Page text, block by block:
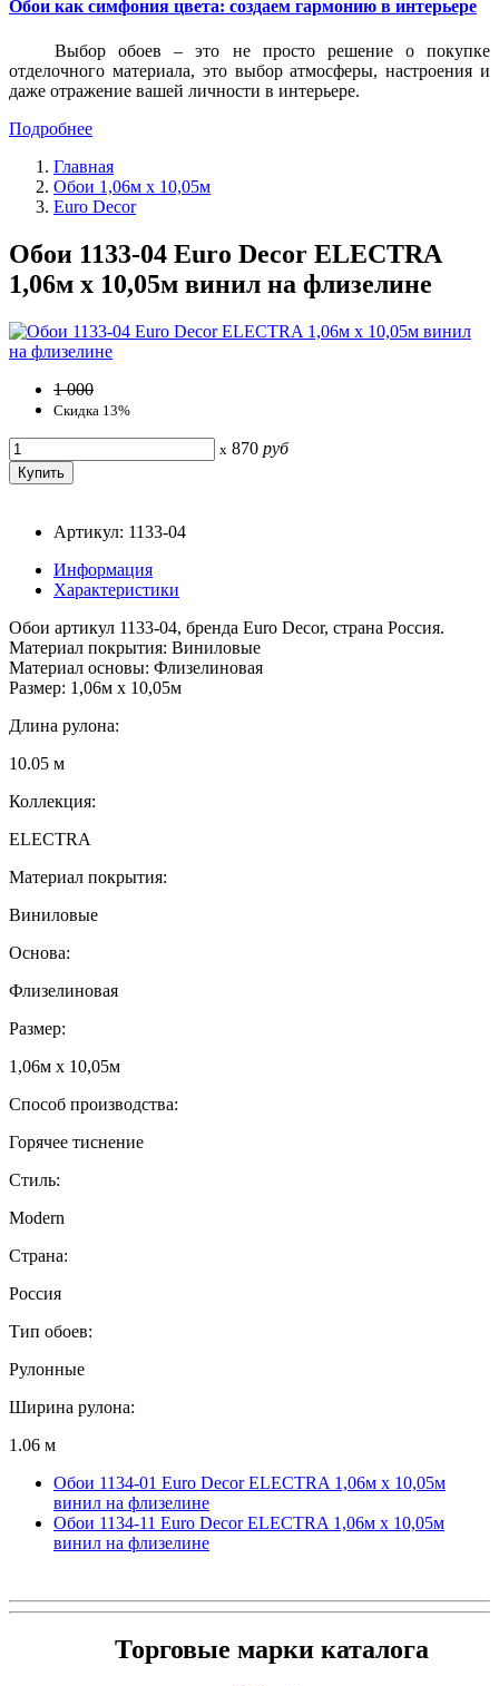
Обои как симфония цвета: создаем гармонию в интерьере
Выбор обоев – это не просто решение о покупке
отделочного материала, это выбор атмосферы, настроения и
даже отражение вашей личности в интерьере.
Подробнее
Главная
Обои 1,06м х 10,05м
Euro Decor
Обои 1133-04 Euro Decor ELECTRA
1,06м х 10,05м винил на флизелине
1 000
Скидка 13%
x 870 руб
Артикул: 1133-04
Информация
Характеристики
Обои артикул 1133-04, бренда Euro Decor, страна Россия.
Материал покрытия: Виниловые
Материал основы: Флизелиновая
Размер: 1,06м х 10,05м
Длина рулона:
10.05 м
Коллекция:
ELECTRA
Материал покрытия:
Виниловые
Основа:
Флизелиновая
Размер:
1,06м х 10,05м
Способ производства:
Горячее тиснение
Стиль:
Modern
Страна:
Россия
Тип обоев:
Рулонные
Ширина рулона:
1.06 м
Обои 1134-01 Euro Decor ELECTRA 1,06м х 10,05м
винил на флизелине
Обои 1134-11 Euro Decor ELECTRA 1,06м х 10,05м
винил на флизелине
Торговые марки каталога